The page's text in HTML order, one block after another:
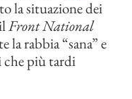
la situazione dei
Front National
la rabbia “sana” e
più tardi